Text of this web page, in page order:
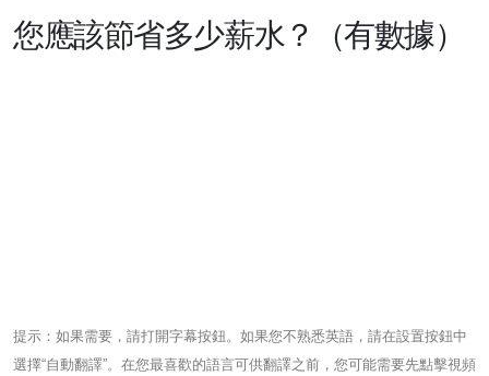
您應該節省多少薪水？（有數據）
提示：如果需要，請打開字幕按鈕。如果您不熟悉英語，請在設置按鈕中
選擇“自動翻譯”。在您最喜歡的語言可供翻譯之前，您可能需要先點擊視頻